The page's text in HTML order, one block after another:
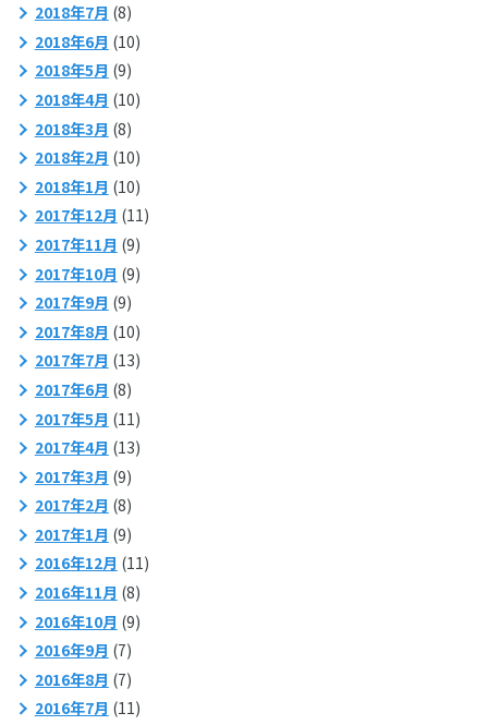
2018年7月 (8)
2018年6月 (10)
2018年5月 (9)
2018年4月 (10)
2018年3月 (8)
2018年2月 (10)
2018年1月 (10)
2017年12月 (11)
2017年11月 (9)
2017年10月 (9)
2017年9月 (9)
2017年8月 (10)
2017年7月 (13)
2017年6月 (8)
2017年5月 (11)
2017年4月 (13)
2017年3月 (9)
2017年2月 (8)
2017年1月 (9)
2016年12月 (11)
2016年11月 (8)
2016年10月 (9)
2016年9月 (7)
2016年8月 (7)
2016年7月 (11)